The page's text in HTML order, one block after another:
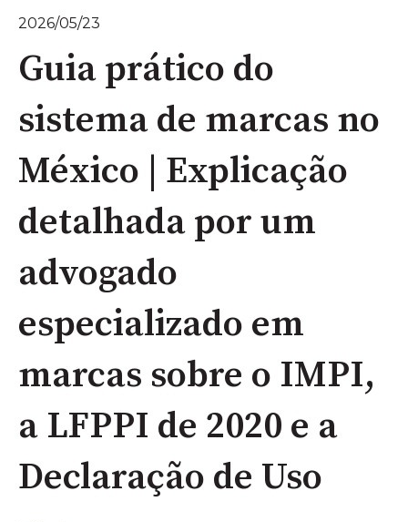
2026/05/23
Guia prático do
sistema de marcas no
México | Explicação
detalhada por um
advogado
especializado em
marcas sobre o IMPI,
a LFPPI de 2020 e a
Declaração de Uso